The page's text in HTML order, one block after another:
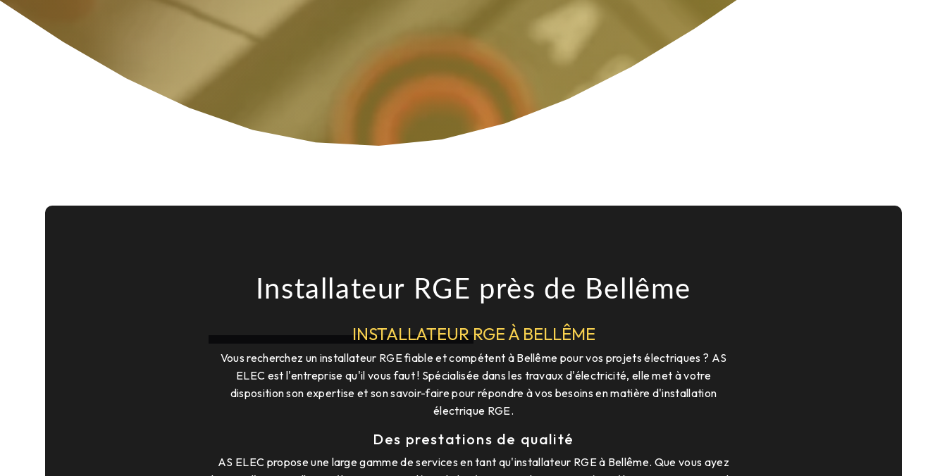
Installateur RGE près de Bellême
INSTALLATEUR RGE À BELLÊME
Vous recherchez un installateur RGE fiable et compétent à Bellême pour vos projets électriques ? AS
ELEC est l'entreprise qu'il vous faut ! Spécialisée dans les travaux d'électricité, elle met à votre
disposition son expertise et son savoir-faire pour répondre à vos besoins en matière d'installation
électrique RGE.
Des prestations de qualité
AS ELEC propose une large gamme de services en tant qu'installateur RGE à Bellême. Que vous ayez